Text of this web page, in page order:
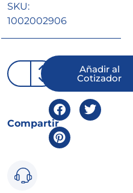
SKU:
1002002906
Añadir al
Cotizador
Compartir